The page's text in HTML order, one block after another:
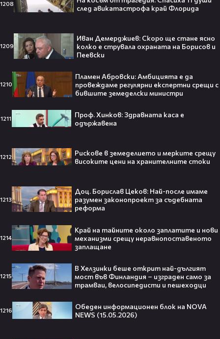
1208
след авикатастрофа край Флорида
1209
Иван Демерджиев: Скоро ще стане ясно
колко е струвала охраната на Борисов и
Пеевски
1210
Пламен Абровски: Амбицията е да
провеждаме регулярни експертни срещи с
бившите земеделски министри
1211
Проф. Хинков: Здравната каса е
одържавена
1212
Рискове в земеделието и мерките срещу
високите цени на хранителните стоки
1213
Доц. Борислав Цеков: Най-после имаме
разумен законопроект за съдебната
реформа
1214
Край на тайните около заплатите и нови
механизми срещу неравнопоставеното
заплащане
1215
В Хелзинки беше открит най-дългият
мост във Финландия – изграден само за
трамваи, велосипедисти и пешеходци
1216
Обеден информационен блок на NOVA
NEWS (15.05.2026)
Бирсент Карагарен след победата над
03:02
Турция поиска от Русия и Украйна да
обявят мораториум на атаките в
Черно море
Новините на NOVA
Тийнейджър почти спечели над
милион долара с тотален гейминг
55 милиарда по-късно: EA вече
официално е собственост на
Саудитска Арабия💰
който трябва да спази, иначе
никога няма да се случи.😯💥